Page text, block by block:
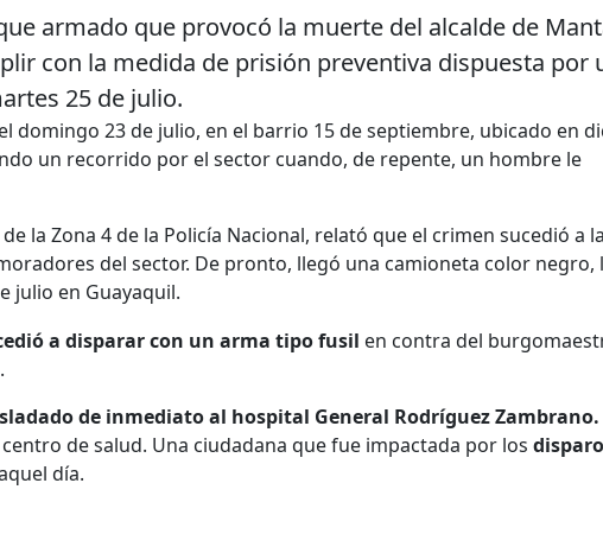
armado que provocó la muerte del alcalde de
con la medida de prisión preventiva dispuesta por
25 de julio.
domingo 23 de julio, en el barrio 15 de septiembre, ubicado en
un recorrido por el sector cuando, de repente, un hombre le
la Zona 4 de la Policía Nacional, relató que el crimen sucedió a
del sector. De pronto, llegó una camioneta color negro,
julio en Guayaquil.
a disparar con un arma tipo fusil en contra del
de inmediato al hospital General Rodríguez Zambrano.
de salud. Una ciudadana que fue impactada por los
día.